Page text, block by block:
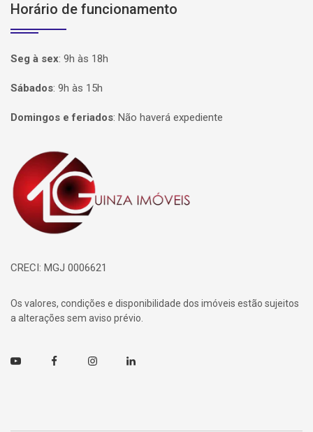
Horário de funcionamento
Seg à sex: 9h às 18h
Sábados: 9h às 15h
Domingos e feriados: Não haverá expediente
Página inicial
CRECI: MGJ 0006621
Os valores, condições e disponibilidade dos imóveis estão sujeitos
a alterações sem aviso prévio.
Youtube FacebookInstagramLinkedin